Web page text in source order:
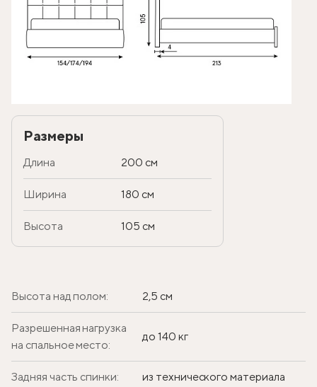
Размеры
Длина 200 см
Ширина 180 см
Высота 105 см
Высота над полом: 2,5 см
Разрешенная нагрузка
на спальное место:
до 140 кг
Задняя часть спинки: из технического материала